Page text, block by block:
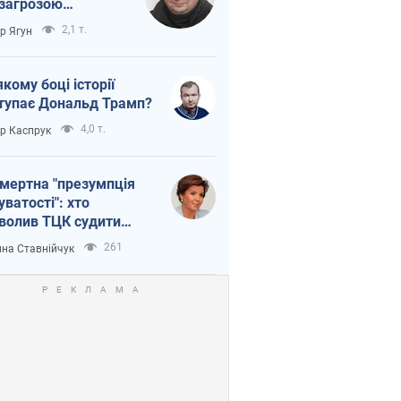
логістика
Ягун 2,1 т.
боці історії
Дональд Трамп?
Каспрук 4,0 т.
"презумпція
хто
ТЦК судити
захисників
Ставнійчук 261